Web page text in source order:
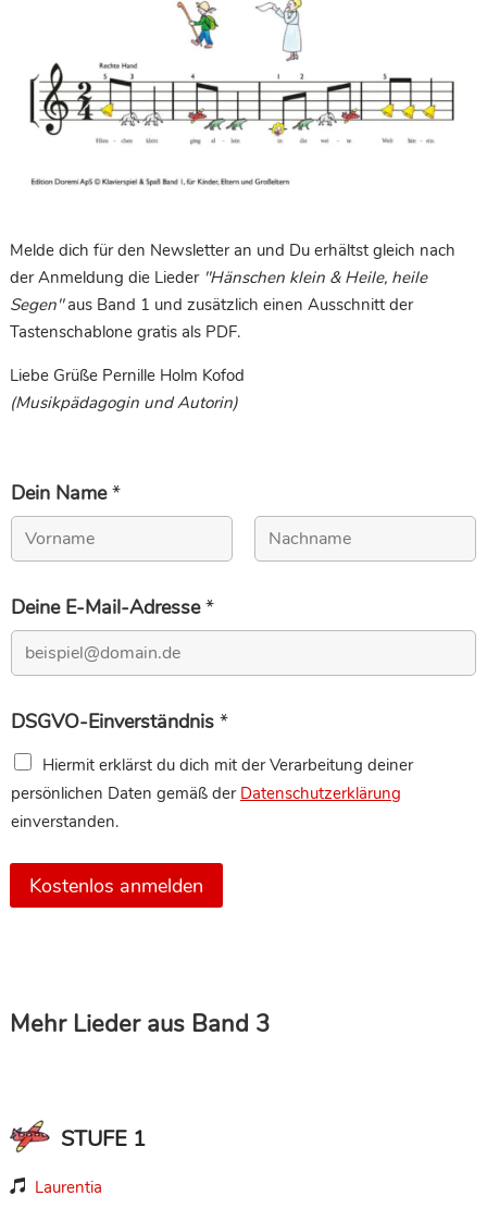
Melde dich für den Newsletter an und Du erhältst gleich nach
der Anmeldung die Lieder "Hänschen klein & Heile, heile
Segen"aus Band 1 und zusätzlich einen Ausschnitt der
Tastenschablone gratis als PDF.
Liebe Grüße Pernille Holm Kofod
(Musikpädagogin und Autorin)
Dein Name*
Deine E-Mail-Adresse*
DSGVO-Einverständnis *
Hiermit erklärst du dich mit der Verarbeitung deiner
persönlichen Daten gemäß der Datenschutzerklärung
einverstanden.
Kostenlos anmelden
Mehr Lieder aus Band 3
STUFE 1
 Laurentia